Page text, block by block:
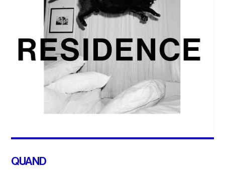
QUAND